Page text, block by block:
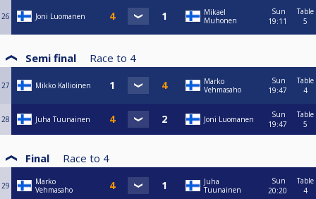
26 Joni Luomanen
Mikael
Muhonen
Sun
19:11
Table
5
Semi final Race to 4
27 Mikko Kallioinen
Marko
Vehmasaho
Sun
19:47
Table
4
28 Juha Tuunainen Joni Luomanen
Sun
19:47
Table
5
Final Race to 4
29
Marko
Vehmasaho
Juha
Tuunainen
Sun
20:20
Table
4